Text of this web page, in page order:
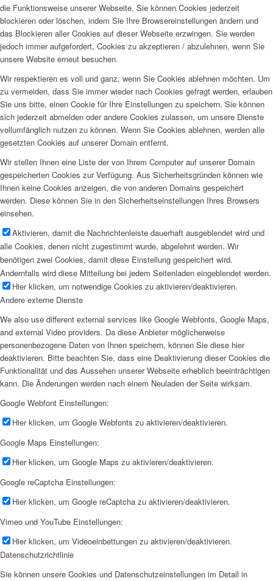
die Funktionsweise unserer Webseite. Sie können Cookies jederzeit
blockieren oder löschen, indem Sie Ihre Browsereinstellungen ändern und
das Blockieren aller Cookies auf dieser Webseite erzwingen. Sie werden
jedoch immer aufgefordert, Cookies zu akzeptieren / abzulehnen, wenn Sie
unsere Website erneut besuchen.
Wir respektieren es voll und ganz, wenn Sie Cookies ablehnen möchten. Um
zu vermeiden, dass Sie immer wieder nach Cookies gefragt werden, erlauben
Sie uns bitte, einen Cookie für Ihre Einstellungen zu speichern. Sie können
sich jederzeit abmelden oder andere Cookies zulassen, um unsere Dienste
vollumfänglich nutzen zu können. Wenn Sie Cookies ablehnen, werden alle
gesetzten Cookies auf unserer Domain entfernt.
Wir stellen Ihnen eine Liste der von Ihrem Computer auf unserer Domain
gespeicherten Cookies zur Verfügung. Aus Sicherheitsgründen können wie
Ihnen keine Cookies anzeigen, die von anderen Domains gespeichert
werden. Diese können Sie in den Sicherheitseinstellungen Ihres Browsers
einsehen.
Aktivieren, damit die Nachrichtenleiste dauerhaft ausgeblendet wird und
alle Cookies, denen nicht zugestimmt wurde, abgelehnt werden. Wir
benötigen zwei Cookies, damit diese Einstellung gespeichert wird.
Andernfalls wird diese Mitteilung bei jedem Seitenladen eingeblendet werden.
Hier klicken, um notwendige Cookies zu aktivieren/deaktivieren.
Andere externe Dienste
We also use different external services like Google Webfonts, Google Maps,
and external Video providers. Da diese Anbieter möglicherweise
personenbezogene Daten von Ihnen speichern, können Sie diese hier
deaktivieren. Bitte beachten Sie, dass eine Deaktivierung dieser Cookies die
Funktionalität und das Aussehen unserer Webseite erheblich beeinträchtigen
kann. Die Änderungen werden nach einem Neuladen der Seite wirksam.
Google Webfont Einstellungen:
Hier klicken, um Google Webfonts zu aktivieren/deaktivieren.
Google Maps Einstellungen:
Hier klicken, um Google Maps zu aktivieren/deaktivieren.
Google reCaptcha Einstellungen:
Hier klicken, um Google reCaptcha zu aktivieren/deaktivieren.
Vimeo und YouTube Einstellungen:
Hier klicken, um Videoeinbettungen zu aktivieren/deaktivieren.
Datenschutzrichtlinie
Sie können unsere Cookies und Datenschutzeinstellungen im Detail in